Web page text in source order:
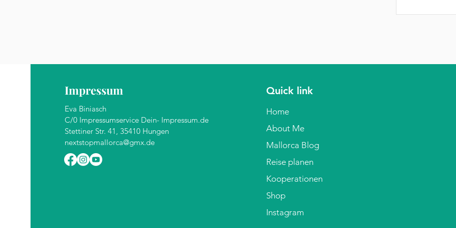
Impressum
Eva Biniasch
C/0 Impressumservice Dein- Impressum.de
Stettiner Str. 41, 35410 Hungen
nextstopmallorca@gmx.de
Quick link
Home
About Me
Mallorca Blog
Reise planen
Kooperationen
Shop
Instagram